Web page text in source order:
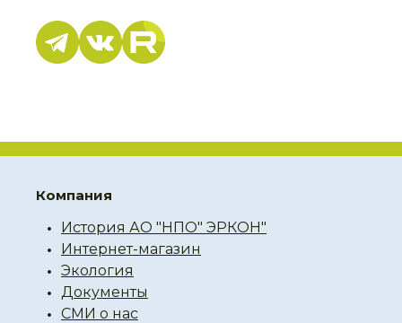
Компания
История АО "НПО" ЭРКОН"
Интернет-магазин
Экология
Документы
СМИ о нас